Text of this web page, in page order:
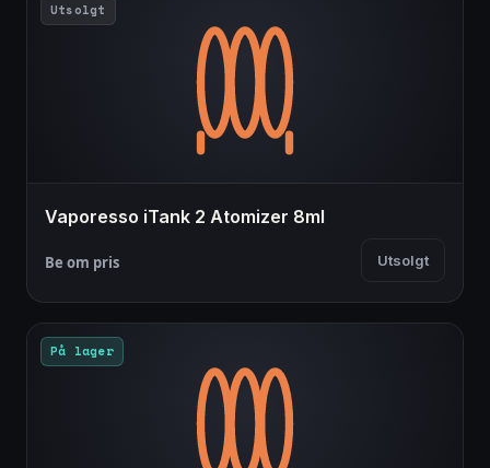
Utsolgt
Vaporesso iTank 2 Atomizer 8ml
Be om pris Utsolgt
På lager